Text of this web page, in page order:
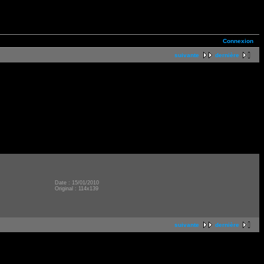
Connexion
suivante dernière
Date : 15/01/2010
Original : 114x139
suivante dernière